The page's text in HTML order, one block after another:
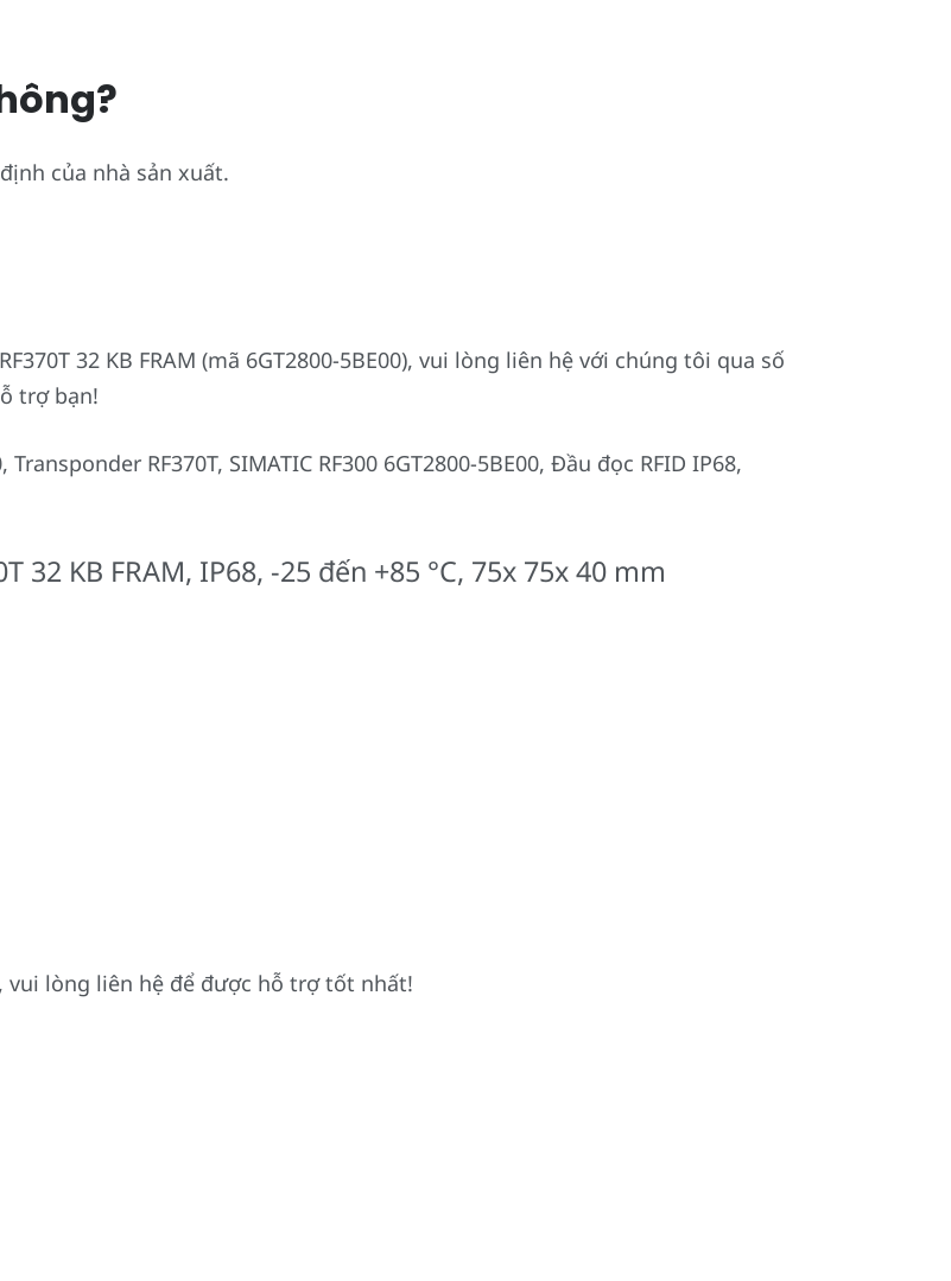
của nhà sản xuất.
32 KB FRAM (mã 6GT2800-5BE00), vui lòng liên hệ với chúng tôi qua số
trợ bạn!
RF370T, SIMATIC RF300 6GT2800-5BE00, Đầu đọc RFID IP68,
32 KB FRAM, IP68, -25 đến +85 °C, 75x 75x 40 mm
lòng liên hệ để được hỗ trợ tốt nhất!